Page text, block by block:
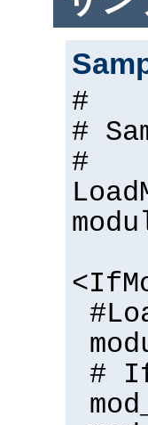
#
#
#
#